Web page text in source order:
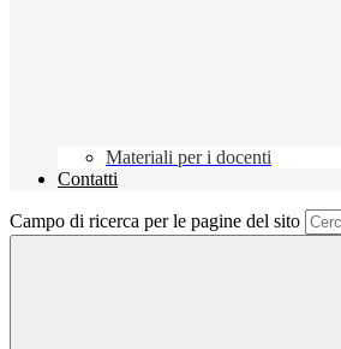
Materiali per i docenti
Contatti
Campo di ricerca per le pagine del sito